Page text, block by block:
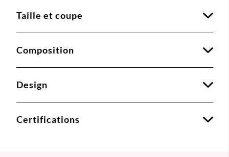
Taille et coupe
Composition
Design
Certifications